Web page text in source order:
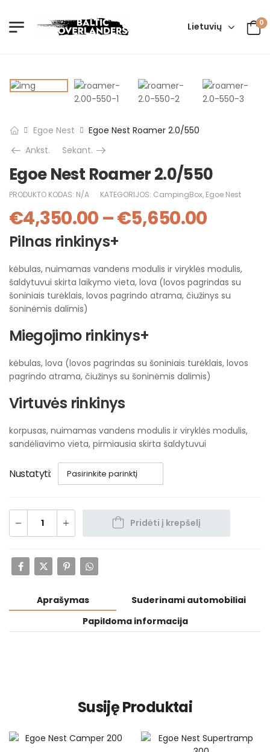
Lietuvių 0
Egoe Nest
Egoe Nest Roamer 2.0/550
Ankst.
Sekant.
Egoe Nest Roamer 2.0/550
PRODUKTO KODAS: N/A KATEGORIJOS: CampingBox, Egoe Nest
€4,350.00–€5,650.00
Pilnas rinkinys+
kėbulas, nuimamas vandens modulis ir viryklės modulis,
šaldytuvui skirta laikymo vieta, lova (lovos pagrindas su
šoniniais turėklais, lovos pagrindo atrama, čiužinys su
šoninėmis dalimis)
Miegojimo rinkinys+
kėbulas, lova (lovos pagrindas su šoniniais turėklais, lovos
pagrindo atrama, čiužinys su šoninėmis dalimis)
Virtuvės rinkinys
korpusas, nuimamas vandens modulis ir viryklės modulis,
sandėliavimo vieta, pirmiausia skirta šaldytuvui
Nustatyti
Pridėti į krepšelį
Aprašymas
Suderinami automobiliai
Papildoma informacija
Susiję Produktai